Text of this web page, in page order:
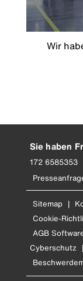
Wir
Sie haben
172 6585353
Sitemap |
Cookie-
AGB
Cyberschutz |